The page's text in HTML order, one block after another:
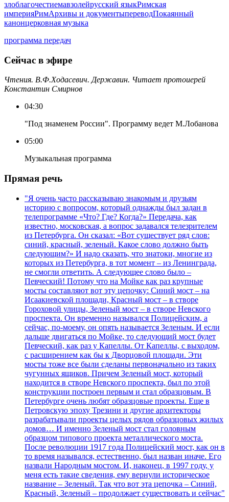
злоблагочестиемавзолейрусский языкРимская
империяРимАрхивы и документыпереводПокаянный
канонцерковная музыка
программа передач
Сейчас в эфире
Чтения. В.Ф.Ходасевич. Державин. Читает протоиерей
Константин Смирнов
04:30
"Под знаменем России". Программу ведет М.Лобанова
05:00
Музыкальная программа
Прямая речь
"Я очень часто рассказываю знакомым и друзьям
историю с вопросом, который однажды был задан в
телепрограмме «Что? Где? Когда?» Передача, как
известно, московская, а вопрос задавался телезрителем
из Петербурга. Он сказал: «Вот существует ряд слов:
синий, красный, зеленый. Какое слово должно быть
следующим?» И надо сказать, что знатоки, многие из
которых из Петербурга, в тот момент – из Ленинграда,
не смогли ответить. А следующее слово было –
Певческий! Потому что на Мойке как раз крупные
мосты составляют вот эту цепочку: Синий мост – на
Исаакиевской площади, Красный мост – в створе
Гороховой улицы, Зеленый мост – в створе Невского
проспекта. Он временно назывался Полицейским, а
сейчас, по-моему, он опять называется Зеленым. И если
дальше двигаться по Мойке, то следующий мост будет
Певческий, как раз у Капеллы. От Капеллы, с выходом,
с расширением как бы к Дворцовой площади. Эти
мосты тоже все были сделаны первоначально из таких
чугунных ящиков. Причем Зеленый мост, который
находится в створе Невского проспекта, был по этой
конструкции построен первым и стал образцовым. В
Петербурге очень любят образцовые проекты. Еще в
Петровскую эпоху Трезини и другие архитекторы
разрабатывали проекты целых рядов образцовых жилых
домов… И именно Зеленый мост стал головным
образцом типового проекта металлического моста.
После революции 1917 года Полицейский мост, как он в
то время назывался, естественно, был назван иначе. Его
назвали Народным мостом. И, наконец, в 1997 году, у
меня есть такие сведения, ему вернули историческое
название – Зеленый. Так что вот эта цепочка – Синий,
Красный, Зеленый – продолжает существовать и сейчас"